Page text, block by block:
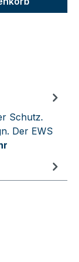
Schutz.
Der EWS